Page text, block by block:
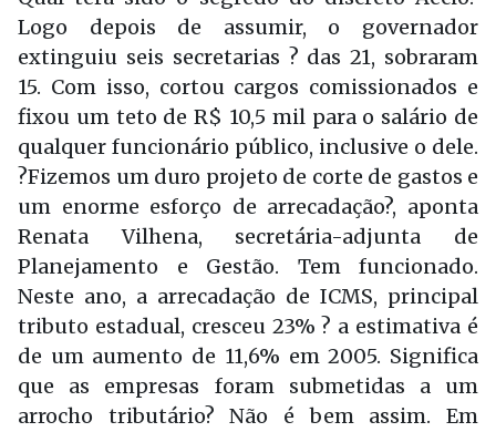
Logo depois de assumir, o governador
extinguiu seis secretarias ? das 21, sobraram
15. Com isso, cortou cargos comissionados e
fixou um teto de R$ 10,5 mil para o salário de
qualquer funcionário público, inclusive o dele.
?Fizemos um duro projeto de corte de gastos e
um enorme esforço de arrecadação?, aponta
Renata Vilhena, secretária-adjunta de
Planejamento e Gestão. Tem funcionado.
Neste ano, a arrecadação de ICMS, principal
tributo estadual, cresceu 23% ? a estimativa é
de um aumento de 11,6% em 2005. Significa
que as empresas foram submetidas a um
arrocho tributário? Não é bem assim. Em